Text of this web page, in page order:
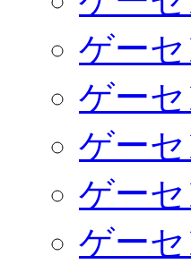
ゲー
ゲー
ゲー
ゲー
ゲー